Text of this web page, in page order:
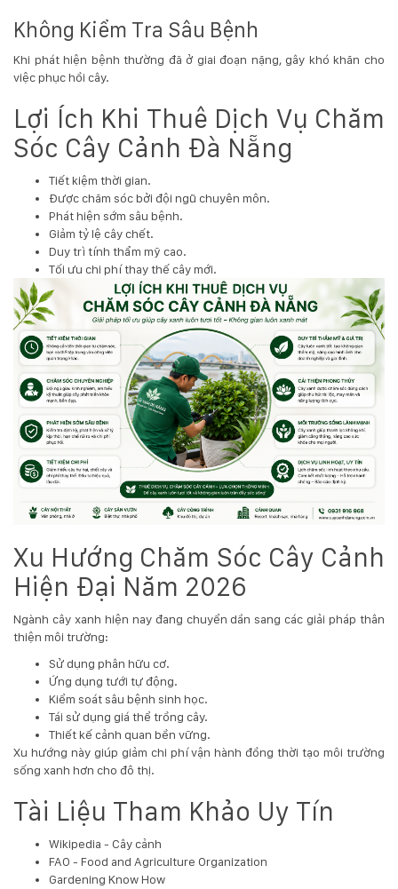
Không Kiểm Tra Sâu Bệnh
Khi phát hiện bệnh thường đã ở giai đoạn nặng, gây khó khăn cho
việc phục hồi cây.
Lợi Ích Khi Thuê Dịch Vụ Chăm
Sóc Cây Cảnh Đà Nẵng
Tiết kiệm thời gian.
Được chăm sóc bởi đội ngũ chuyên môn.
Phát hiện sớm sâu bệnh.
Giảm tỷ lệ cây chết.
Duy trì tính thẩm mỹ cao.
Tối ưu chi phí thay thế cây mới.
Xu Hướng Chăm Sóc Cây Cảnh
Hiện Đại Năm 2026
Ngành cây xanh hiện nay đang chuyển dần sang các giải pháp thân
thiện môi trường:
Sử dụng phân hữu cơ.
Ứng dụng tưới tự động.
Kiểm soát sâu bệnh sinh học.
Tái sử dụng giá thể trồng cây.
Thiết kế cảnh quan bền vững.
Xu hướng này giúp giảm chi phí vận hành đồng thời tạo môi trường
sống xanh hơn cho đô thị.
Tài Liệu Tham Khảo Uy Tín
Wikipedia - Cây cảnh
FAO - Food and Agriculture Organization
Gardening Know How